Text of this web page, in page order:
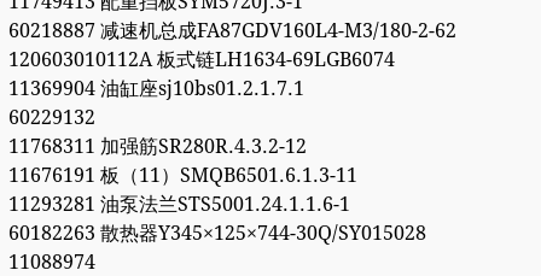
60218887 减速机总成FA87GDV160L4-M3/180-2-62
120603010112A 板式链LH1634-69LGB6074
11369904 油缸座sj10bs01.2.1.7.1
60229132
11768311 加强筋SR280R.4.3.2-12
11676191 板（11）SMQB6501.6.1.3-11
11293281 油泵法兰STS5001.24.1.1.6-1
60182263 散热器Y345×125×744-30Q/SY015028
11088974